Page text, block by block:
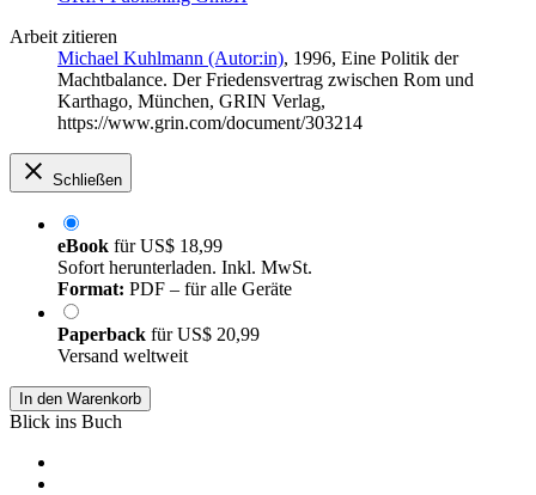
Arbeit zitieren
Michael Kuhlmann (Autor:in), 1996, Eine Politik der
Machtbalance. Der Friedensvertrag zwischen Rom und
Karthago, München, GRIN Verlag,
https://www.grin.com/document/303214
Schließen
eBook fürUS$ 18,99
Sofort herunterladen. Inkl. MwSt.
Format: PDF – für alle Geräte
Paperback fürUS$ 20,99
Versand weltweit
In den Warenkorb
Blick ins Buch